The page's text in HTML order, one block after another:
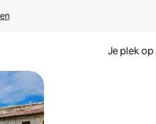
Je plek